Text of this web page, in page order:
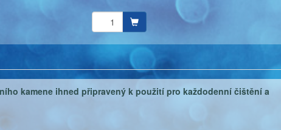
kamene ihned připravený k použití pro každodenní čištění a